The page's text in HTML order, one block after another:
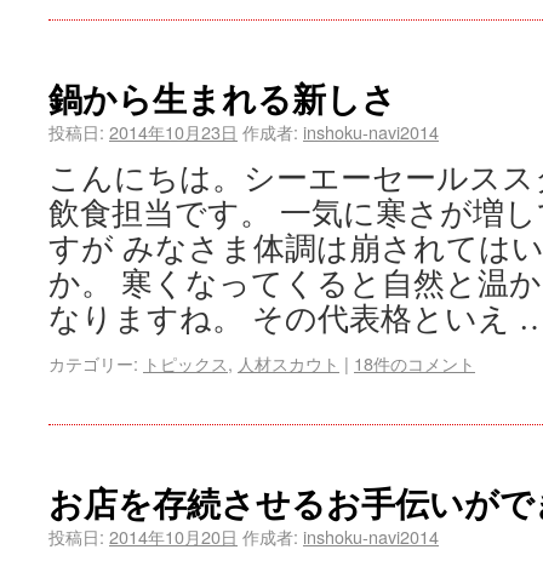
鍋から生まれる新しさ
投稿日: 2014年10月23日 作成者: inshoku-navi2014
こんにちは。シーエーセールス
飲食担当です。 一気に寒さが増
すが みなさま体調は崩されては
か。 寒くなってくると自然と温
なりますね。 その代表格といえ
カテゴリー: トピックス, 人材スカウト | 18件のコメント
お店を存続させるお手伝いが
投稿日: 2014年10月20日 作成者: inshoku-navi2014